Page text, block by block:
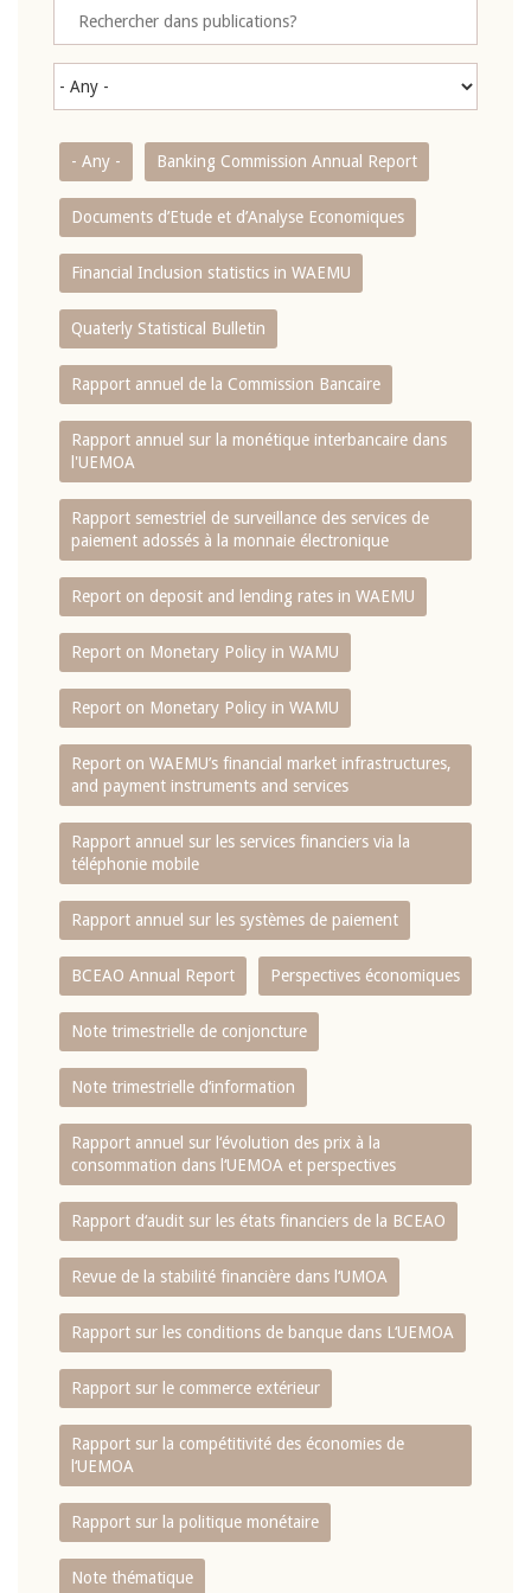
- Any - Banking Commission Annual Report
Documents d’Etude et d’Analyse Economiques
Financial Inclusion statistics in WAEMU
Quaterly Statistical Bulletin
Rapport annuel de la Commission Bancaire
Rapport annuel sur la monétique interbancaire dans
l'UEMOA
Rapport semestriel de surveillance des services de
paiement adossés à la monnaie électronique
Report on deposit and lending rates in WAEMU
Report on Monetary Policy in WAMU
Report on Monetary Policy in WAMU
Report on WAEMU’s financial market infrastructures,
and payment instruments and services
Rapport annuel sur les services financiers via la
téléphonie mobile
Rapport annuel sur les systèmes de paiement
BCEAO Annual Report Perspectives économiques
Note trimestrielle de conjoncture
Note trimestrielle d‘information
Rapport annuel sur l‘évolution des prix à la
consommation dans l‘UEMOA et perspectives
Rapport d‘audit sur les états financiers de la BCEAO
Revue de la stabilité financière dans l‘UMOA
Rapport sur les conditions de banque dans L‘UEMOA
Rapport sur le commerce extérieur
Rapport sur la compétitivité des économies de
l‘UEMOA
Rapport sur la politique monétaire
Note thématique